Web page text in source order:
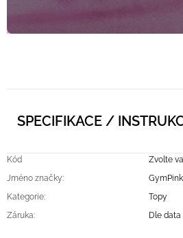
SPECIFIKACE /
Kód
Zvolte
Jméno značky:
GymPink
Kategorie:
Topy
Záruka: Dle